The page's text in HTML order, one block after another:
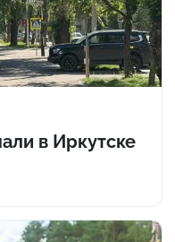
в Иркутске